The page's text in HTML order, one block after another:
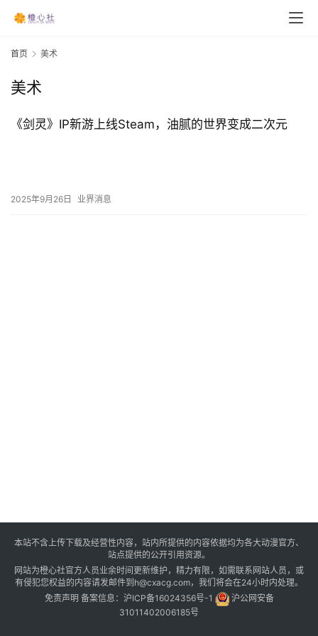
首页 美术
美术
《剑灵》IP新游上线Steam，油腻的世界变成二次元
2025年9月26日 业界消息
本站不含上传下载及经营性内容，站内所提供的内容依据均为各大动漫官方、
站点提供的公开引用资源。
网站为橙心社官方人员业余时间更新维护，精力有限，如需联系网站人员，或
有侵犯您权益的内容请发邮件到h@cxacg.com，我们将会在24小时内处理。
免责声明 备案信息： 沪ICP备16024356号-1
沪公网安备
31011402006185号